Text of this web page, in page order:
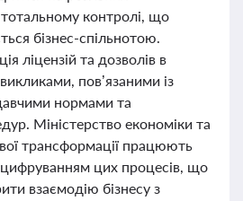
контролі, що
бізнес-спільнотою.
ліцензій та дозволів в
пов’язаними із
нормами та
Міністерство економіки та
трансформації працюють
цих процесів, що
взаємодію бізнесу з